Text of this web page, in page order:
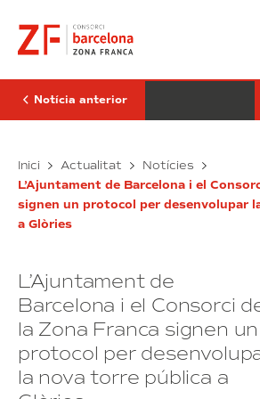
contingut
tanca
una
edició
i
es
de
la
Innovació
Logística
Notícia anterior
Inici Actualitat Notícies
L’Ajuntament de Barcelona i el
signen un protocol per desenvolupar
a Glòries
L’Ajuntament de
Barcelona i el Consorci
la Zona Franca signen un
protocol per
la nova torre pública a
SIL
tanca
una
edició
es
transformarà
en
el
Saló
de
la